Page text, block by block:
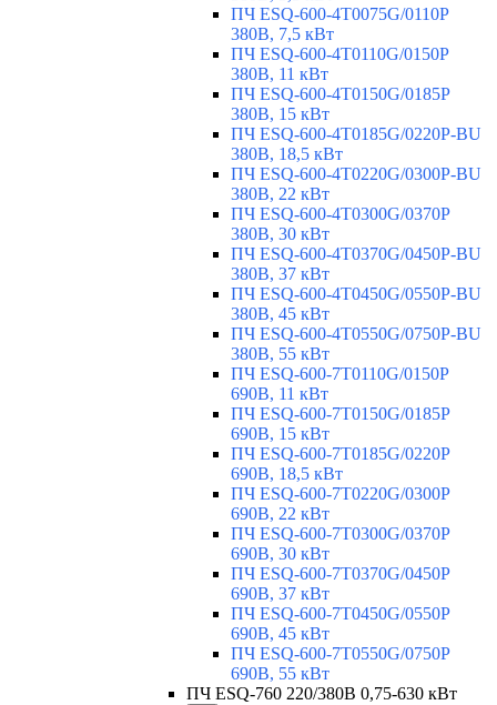
ПЧ ESQ-600-4T0075G/0110P
380В, 7,5 кВт
ПЧ ESQ-600-4T0110G/0150P
380В, 11 кВт
ПЧ ESQ-600-4T0150G/0185P
380В, 15 кВт
ПЧ ESQ-600-4T0185G/0220P-BU
380В, 18,5 кВт
ПЧ ESQ-600-4T0220G/0300P-BU
380В, 22 кВт
ПЧ ESQ-600-4T0300G/0370P
380В, 30 кВт
ПЧ ESQ-600-4T0370G/0450P-BU
380В, 37 кВт
ПЧ ESQ-600-4T0450G/0550P-BU
380В, 45 кВт
ПЧ ESQ-600-4T0550G/0750P-BU
380В, 55 кВт
ПЧ ESQ-600-7T0110G/0150P
690В, 11 кВт
ПЧ ESQ-600-7T0150G/0185P
690В, 15 кВт
ПЧ ESQ-600-7T0185G/0220P
690В, 18,5 кВт
ПЧ ESQ-600-7T0220G/0300P
690В, 22 кВт
ПЧ ESQ-600-7T0300G/0370P
690В, 30 кВт
ПЧ ESQ-600-7T0370G/0450P
690В, 37 кВт
ПЧ ESQ-600-7T0450G/0550P
690В, 45 кВт
ПЧ ESQ-600-7T0550G/0750P
690В, 55 кВт
ПЧ ESQ-760 220/380В 0,75-630 кВт